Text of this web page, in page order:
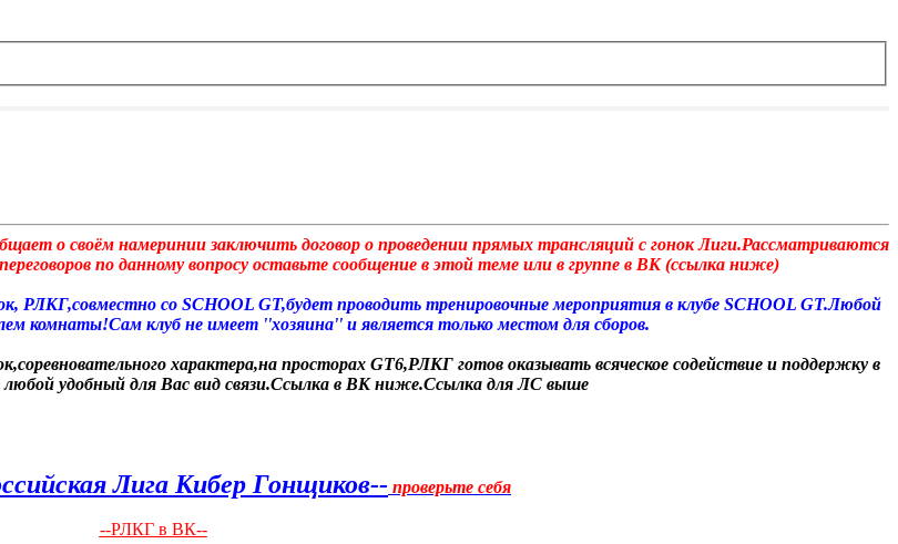
о своём намеринии заключить договор о проведении прямых трансляций с гонок Лиги.Рассматриваются
по данному вопросу оставьте сообщение в этой теме или в группе в ВК (ссылка ниже)
РЛКГ,совместно со SCHOOL GT,будет проводить тренировочные мероприятия в клубе SCHOOL GT.Любой
комнаты!Сам клуб не имеет ''хозяина'' и является только местом для сборов.
характера,на просторах GT6,РЛКГ готов оказывать всяческое содействие и поддержку в
любой удобный для Вас вид связи.Ссылка в ВК ниже.Ссылка для ЛС выше
Лига Кибер Гонщиков-- проверьте себя
--РЛКГ в ВК--